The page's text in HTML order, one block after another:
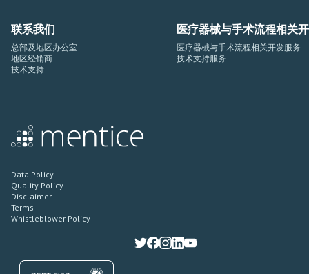
联系我们
总部及地区办公室
地区经销商
技术支持
医疗器械与手术流程相关
医疗器械与手术流程相关开发服务
技术支持服务
Data Policy
Quality Policy
Disclaimer
Terms
Whistleblower Policy